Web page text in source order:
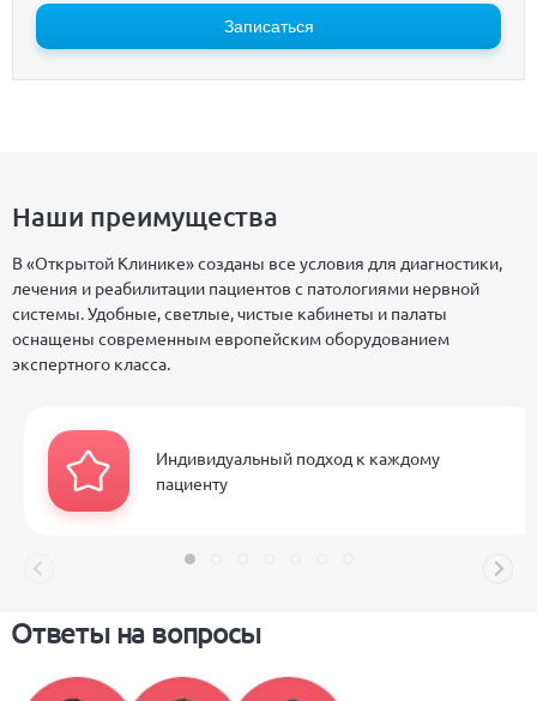
Записаться
Ответы на вопросы
Наши преимущества
В «Открытой Клинике» созданы все условия для диагностики,
лечения и реабилитации пациентов с патологиями нервной
системы. Удобные, светлые, чистые кабинеты и палаты
оснащены современным европейским оборудованием
экспертного класса.
Индивидуальный подход к каждому
пациенту